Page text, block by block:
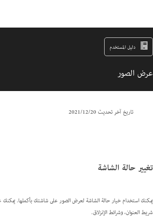
دليل المستخدم
عرض الصور
تاريخ آخر تحديث20‏/12‏/2021
تغيير حالة الشاشة
يمكنك استخدام خيار حالة الشاشة لعرض الصور على شاشتك بأكملها. يمكنك
شريط العنوان، وشرائط الإنزلاق.